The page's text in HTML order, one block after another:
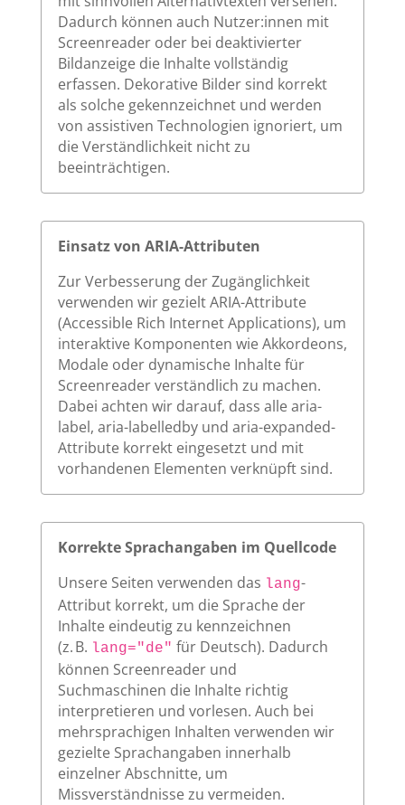
Dadurch können auch Nutzer:innen mit
Screenreader oder bei deaktivierter
Bildanzeige die Inhalte vollständig
erfassen. Dekorative Bilder sind korrekt
als solche gekennzeichnet und werden
von assistiven Technologien ignoriert, um
die Verständlichkeit nicht zu
beeinträchtigen.
Einsatz von ARIA-Attributen
Zur Verbesserung der Zugänglichkeit
verwenden wir gezielt ARIA-Attribute
(Accessible Rich Internet Applications), um
interaktive Komponenten wie Akkordeons,
Modale oder dynamische Inhalte für
Screenreader verständlich zu machen.
Dabei achten wir darauf, dass alle aria-
label, aria-labelledby und aria-expanded-
Attribute korrekt eingesetzt und mit
vorhandenen Elementen verknüpft sind.
Korrekte Sprachangaben im Quellcode
Unsere Seiten verwenden das lang-
Attribut korrekt, um die Sprache der
Inhalte eindeutig zu kennzeichnen
(z. B. lang="de" für Deutsch). Dadurch
können Screenreader und
Suchmaschinen die Inhalte richtig
interpretieren und vorlesen. Auch bei
mehrsprachigen Inhalten verwenden wir
gezielte Sprachangaben innerhalb
einzelner Abschnitte, um
Missverständnisse zu vermeiden.